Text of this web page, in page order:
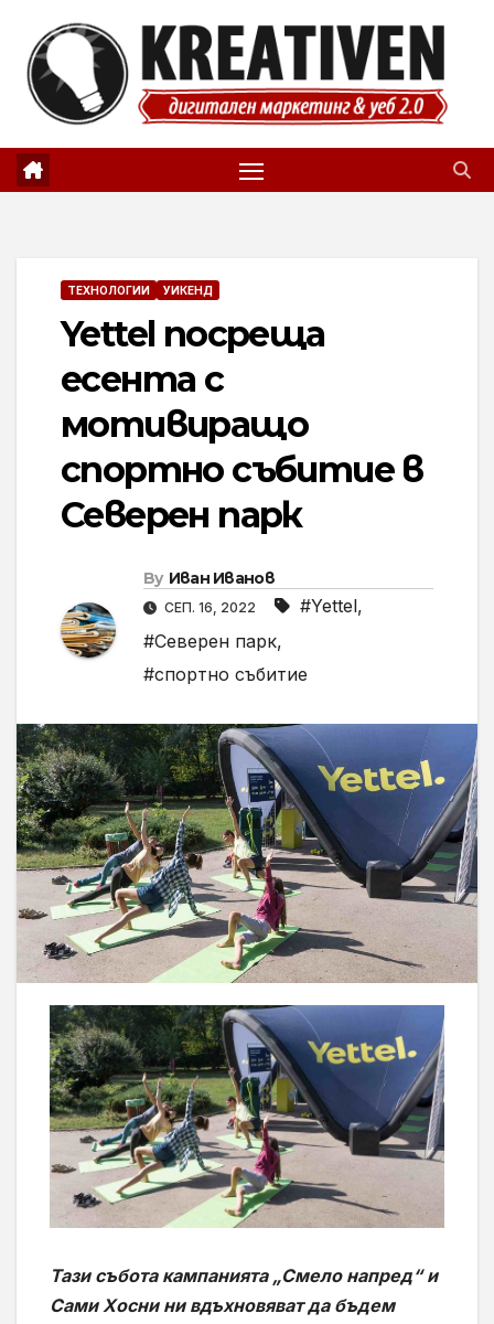
content
ТЕХНОЛОГИИ УИКЕНД
Yettel посреща
есента с
мотивиращо
спортно събитие в
Северен парк
By Иван Иванов
СЕП. 16, 2022 #Yettel,
#Северен парк,
#спортно събитие
Тази събота кампанията „Смело напред“ и
Сами Хосни ни вдъхновяват да бъдем